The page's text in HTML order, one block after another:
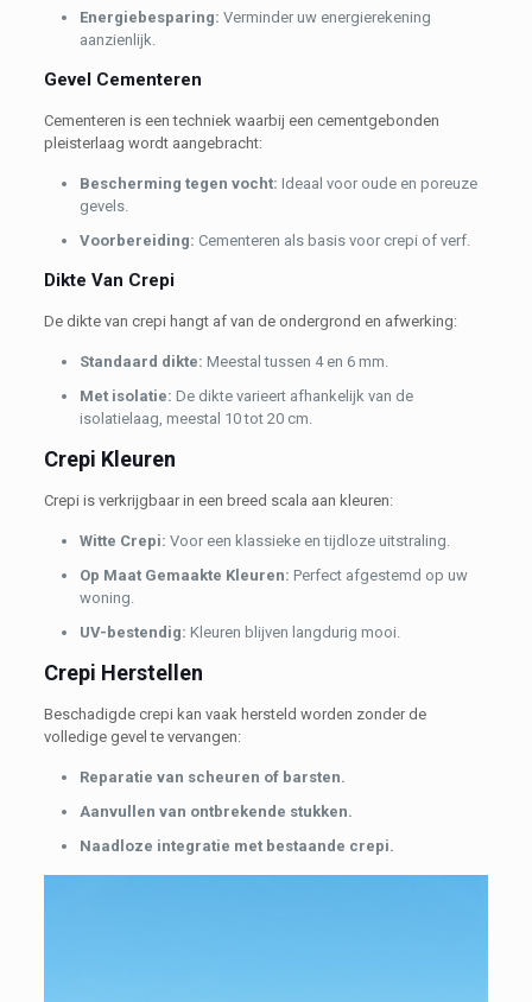
Energiebesparing: Verminder uw energierekening
aanzienlijk.
Gevel Cementeren
Cementeren is een techniek waarbij een cementgebonden
pleisterlaag wordt aangebracht:
Bescherming tegen vocht: Ideaal voor oude en poreuze
gevels.
Voorbereiding: Cementeren als basis voor crepi of verf.
Dikte Van Crepi
De dikte van crepi hangt af van de ondergrond en afwerking:
Standaard dikte: Meestal tussen 4 en 6 mm.
Met isolatie: De dikte varieert afhankelijk van de
isolatielaag, meestal 10 tot 20 cm.
Crepi Kleuren
Crepi is verkrijgbaar in een breed scala aan kleuren:
Witte Crepi: Voor een klassieke en tijdloze uitstraling.
Op Maat Gemaakte Kleuren: Perfect afgestemd op uw
woning.
UV-bestendig: Kleuren blijven langdurig mooi.
Crepi Herstellen
Beschadigde crepi kan vaak hersteld worden zonder de
volledige gevel te vervangen:
Reparatie van scheuren of barsten.
Aanvullen van ontbrekende stukken.
Naadloze integratie met bestaande crepi.